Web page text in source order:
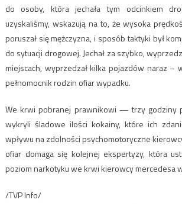
do osoby, która jechała tym odcinkiem
uzyskaliśmy, wskazują na to, że wysoka
poruszał się mężczyzna, i sposób taktyki był
do sytuacji drogowej. Jechał za szybko,
miejscach, wyprzedzał kilka pojazdów naraz –
pełnomocnik rodzin ofiar wypadku.
We krwi pobranej prawnikowi — trzy
wykryli śladowe ilości kokainy, które ich
wpływu na zdolności psychomotoryczne
ofiar domaga się kolejnej ekspertyzy, która
poziom narkotyku we krwi kierowcy mercedesa
/TVP Info/